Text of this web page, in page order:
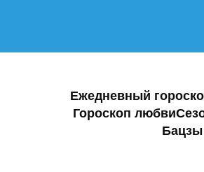
Ежедневный
Гороскоп любви
Бацзы